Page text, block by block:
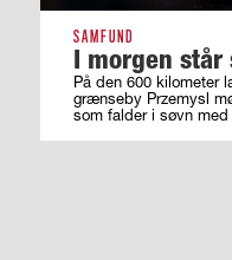
SAMFUND
I morgen står
På den 600 kilometer
grænseby Przemysl
som falder i søvn